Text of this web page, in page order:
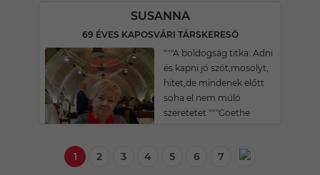
SUSANNA
69 ÉVES KAPOSVÁRI TÁRSKERESŐ
"""A boldogság titka: Adni
és kapni jó szót,mosolyt,
hitet,de mindenek előtt
soha el nem múló
szeretetet """Goethe
1 2 3 4 5 6 7